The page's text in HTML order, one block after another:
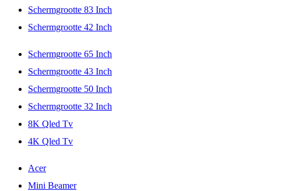
Schermgrootte 83 Inch
Schermgrootte 42 Inch
Schermgrootte 65 Inch
Schermgrootte 43 Inch
Schermgrootte 50 Inch
Schermgrootte 32 Inch
8K Qled Tv
4K Qled Tv
Acer
Mini Beamer